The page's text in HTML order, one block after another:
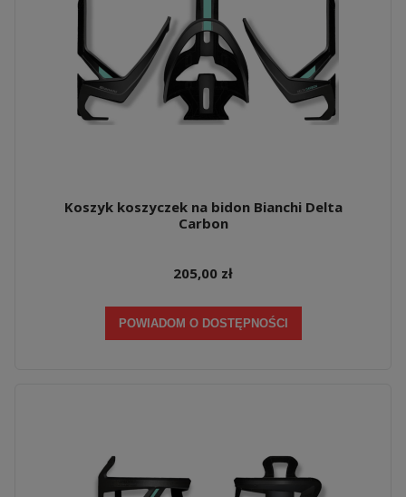
Koszyk koszyczek na bidon Bianchi Delta
Carbon
205,00 zł
POWIADOM O DOSTĘPNOŚCI